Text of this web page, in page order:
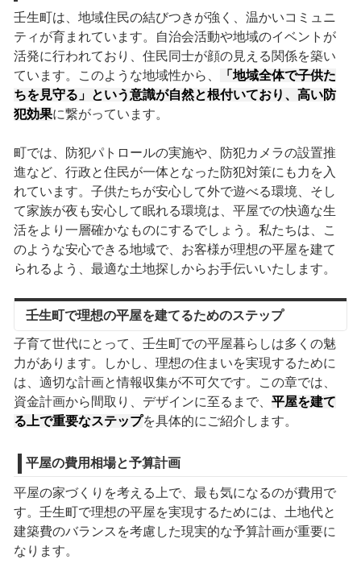
壬生町は、地域住民の結びつきが強く、温かいコミュニ
ティが育まれています。自治会活動や地域のイベントが
活発に行われており、住民同士が顔の見える関係を築い
ています。このような地域性から、
「地域全体で子供た
ちを見守る」という意識が自然と根付いており、高い防
犯効果に繋がっています。
町では、防犯パトロールの実施や、防犯カメラの設置推
進など、行政と住民が一体となった防犯対策にも力を入
れています。子供たちが安心して外で遊べる環境、そし
て家族が夜も安心して眠れる環境は、平屋での快適な生
活をより一層確かなものにするでしょう。私たちは、こ
のような安心できる地域で、お客様が理想の平屋を建て
られるよう、最適な土地探しからお手伝いいたします。
壬生町で理想の平屋を建てるためのステップ
子育て世代にとって、壬生町での平屋暮らしは多くの魅
力があります。しかし、理想の住まいを実現するために
は、適切な計画と情報収集が不可欠です。この章では、
資金計画から間取り、デザインに至るまで、 平屋を建て
る上で重要なステップを具体的にご紹介します。
平屋の費用相場と予算計画
平屋の家づくりを考える上で、最も気になるのが費用で
す。壬生町で理想の平屋を実現するためには、土地代と
建築費のバランスを考慮した現実的な予算計画が重要に
なります。